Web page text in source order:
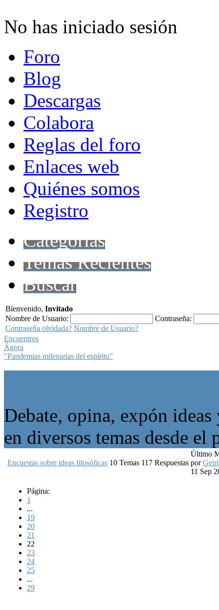
No has iniciado sesión
Foro
Blog
Descargas
Colabora
Reglas del foro
Enlaces web
Quiénes somos
Registro
Categorías
Temas Recientes
Buscar
Bienvenido, Invitado
Nombre de Usuario:
Contraseña:
Contraseña olvidada? Nombre de Usuario?
Encuentros
Ágora
"Pandemias milenarias del espíritu"
Debate, opina, expón
en diversos temas desde
Encuestas sobre ideas filosóficas 10 Temas 117 Respuestas
Último
por
11 Sep
Página:
1
...
19
20
21
22
23
24
25
...
29